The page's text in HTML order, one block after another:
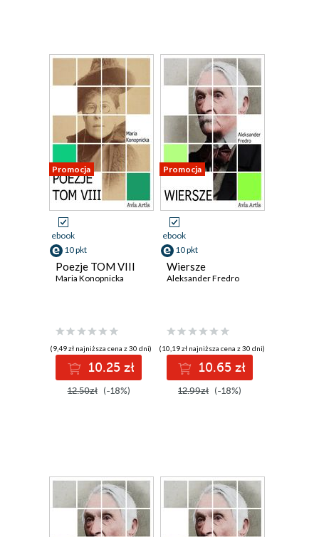
Promocja
ebook
10 pkt
Poezje TOM VIII
Maria Konopnicka
(9,49 zł najniższa cena z 30 dni)
10.25 zł
12.50zł (-18%)
Promocja
ebook
10 pkt
Wiersze
Aleksander Fredro
(10,19 zł najniższa cena z 30 dni)
10.65 zł
12.99zł (-18%)